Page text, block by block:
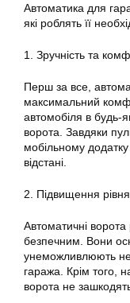
Автоматика для
які роблять її
1. Зручність та
Перш за все,
максимальний
автомобіля в будь-
ворота. Завдяки
мобільному
відстані.
2. Підвищення
Автоматичні
безпечним. Вони
унеможливлюють
гаража. Крім того,
ворота не